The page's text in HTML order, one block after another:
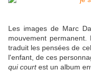
Les images de Marc
mouvement
traduit les pensées de
l'enfant, de ces
qui courtest un album